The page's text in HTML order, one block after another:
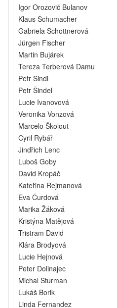
Igor Orozovič Bulanov
Klaus Schumacher
Gabriela Schottnerová
Jürgen Fischer
Martin Bujárek
Tereza Terberová Damu
Petr Šindl
Petr Šindel
Lucie Ivanovová
Veronika Vonzová
Marcelo Školout
Cyril Rybář
Jindřich Lenc
Luboš Goby
David Kropáč
Kateřina Rejmanová
Eva Čurdová
Marika Žáková
Kristýna Matějová
Tristram David
Klára Brodyová
Lucie Hejnová
Peter Dolinajec
Michal Šturman
Lukáš Borik
Linda Fernandez